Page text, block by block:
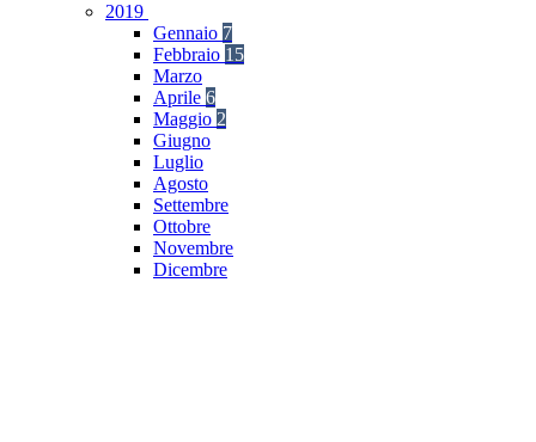
2019
Gennaio 7
Febbraio 15
Marzo
Aprile 6
Maggio 2
Giugno
Luglio
Agosto
Settembre
Ottobre
Novembre
Dicembre